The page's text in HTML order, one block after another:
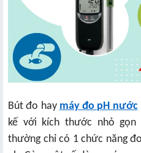
Bút đo hay máy đo pH nước
kế với kích thước nhỏ
thường chỉ có 1 chức năng